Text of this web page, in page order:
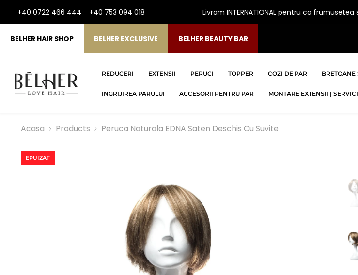
+40 0722 466 444 +40 753 094 018 Livram INTERNATIONAL pentru ca
BELHER HAIR SHOP BELHER EXCLUSIVE BELHER BEAUTY BAR
REDUCERI EXTENSII PERUCI TOPPER COZI DE PAR BRETOANE
INGRIJIREA PARULUI ACCESORII PENTRU PAR MONTARE EXTENSII |
Acasa Products Peruca Naturala EDNA Saten Deschis Cu Suvite
EPUIZAT